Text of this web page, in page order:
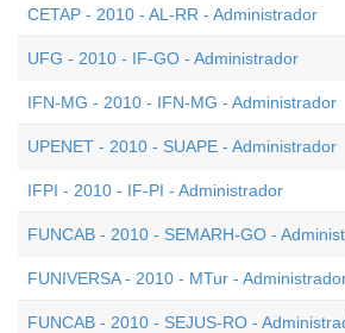
CETAP - 2010 - AL-RR - Administrador
UFG - 2010 - IF-GO - Administrador
IFN-MG - 2010 - IFN-MG - Administrador
UPENET - 2010 - SUAPE - Administrador
IFPI - 2010 - IF-PI - Administrador
FUNCAB - 2010 - SEMARH-GO -
FUNIVERSA - 2010 - MTur -
FUNCAB - 2010 - SEJUS-RO -